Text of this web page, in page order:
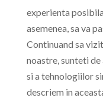
experienta
asemenea, sa va
Continuand sa
noastre, sunteti
si a tehnologiilor
descriem in